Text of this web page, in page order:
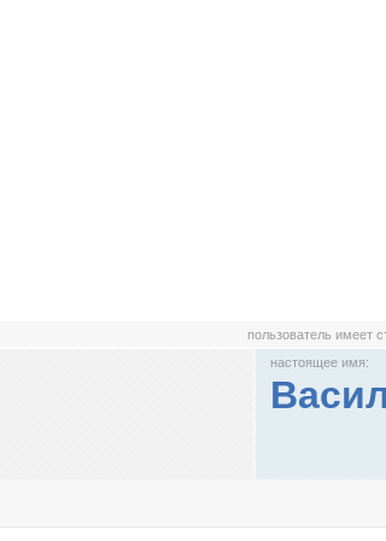
пользователь имеет
настоящее имя: